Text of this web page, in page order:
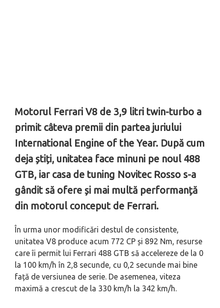
Motorul Ferrari V8 de 3,9 litri twin-turbo a
primit câteva premii din partea juriului
International Engine of the Year. După cum
deja știți, unitatea face minuni pe noul 488
GTB, iar casa de tuning Novitec Rosso s-a
gândit să ofere și mai multă performanță
din motorul conceput de Ferrari.
În urma unor modificări destul de consistente,
unitatea V8 produce acum 772 CP și 892 Nm, resurse
care îi permit lui Ferrari 488 GTB să accelereze de la 0
la 100 km/h în 2,8 secunde, cu 0,2 secunde mai bine
față de versiunea de serie. De asemenea, viteza
maximă a crescut de la 330 km/h la 342 km/h.